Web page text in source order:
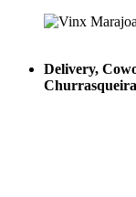
Delivery,